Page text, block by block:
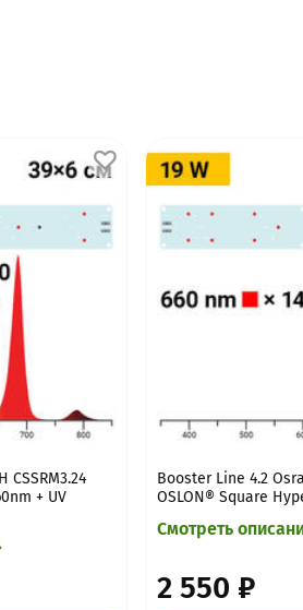
CSSRM3.24
+ UV
Booster Line 4.2
OSLON® Square
Смотреть
2 550 ₽